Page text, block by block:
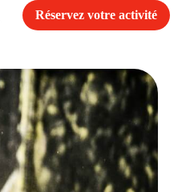
Réservez votre activité